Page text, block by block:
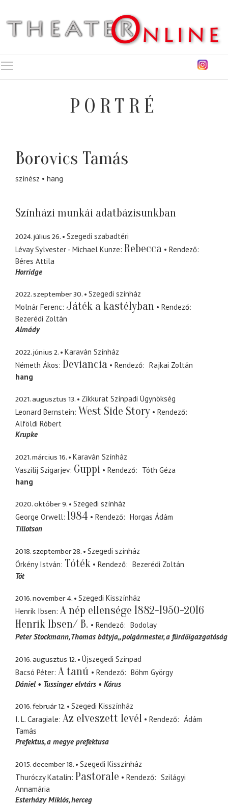
PORTRÉ
Borovics Tamás
színész hang
Színházi munkái adatbázisunkban
2024. július 26.
Szegedi szabadtéri
Lévay Sylvester - Michael Kunze Rebecca
Rendező
Béres Attila
Horridge
2022. szeptember 30.
Szegedi színház
Molnár Ferenc Játék a kastélyban
Rendező
Bezerédi Zoltán
Almády
2022. június 2.
Karaván Színház
Németh Ákos Deviancia Rendező
Rajkai Zoltán
hang
2021. augusztus 13.
Zikkurat Színpadi Ügynökség
Leonard Bernstein West Side Story
Rendező
Alföldi Róbert
Krupke
2021. március 16.
Karaván Színház
Vaszilij Szigarjev Guppi Rendező
Tóth Géza
hang
2020. október 9.
Szegedi színház
George Orwell 1984 Rendező
Horgas Ádám
Tillotson
2018. szeptember 28.
Szegedi színház
Örkény István Tóték Rendező
Bezerédi Zoltán
Tót
2016. november 4.
Szegedi Kisszínház
Henrik Ibsen A nép ellensége 1882-1950-2016
Henrik Ibsen/ B.
Rendező
Bodolay
Peter Stockmann Thomas bátyja,, polgármester, a
2016. augusztus 12.
Újszegedi Színpad
Bacsó Péter A tanú Rendező
Böhm György
Dániel
Tussinger elvtárs Kórus
2016. február 12.
Szegedi Kisszínház
I. L. Caragiale Az elveszett levél Rendező
Ádám
Tamás
Prefektus a megye prefektusa
2015. december 18.
Szegedi Kisszínház
Thuróczy Katalin Pastorale Rendező
Szilágyi
Annamária
Esterházy Miklós herceg